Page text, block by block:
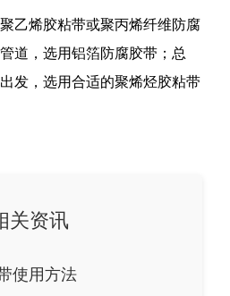
乙烯胶粘带或聚丙烯纤维防腐
道，选用铝箔防腐胶带；总
发，选用合适的聚烯烃胶粘带
关资讯
使用方法